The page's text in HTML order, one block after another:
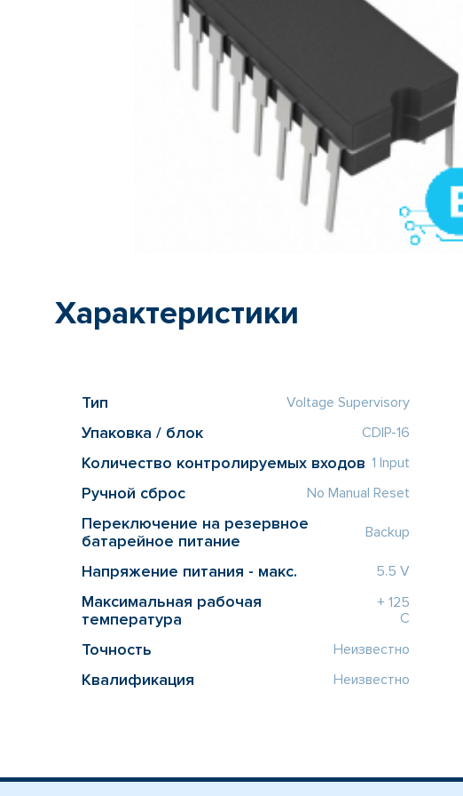
Характеристики
Тип Voltage Supervisory
Упаковка / блок CDIP-16
Количество контролируемых входов 1 Input
Ручной сброс No Manual Reset
Переключение на резервное
батарейное питание
Backup
Напряжение питания - макс. 5.5 V
Максимальная рабочая
температура
+ 125
C
Точность Неизвестно
Квалификация Неизвестно